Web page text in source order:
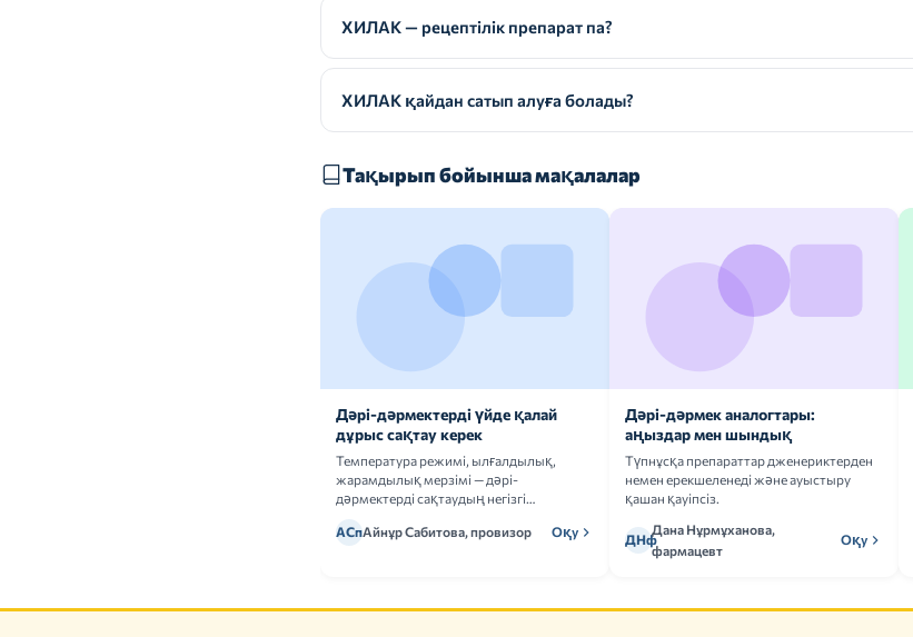
ХИЛАК — рецептілік препарат па?
ХИЛАК қайдан сатып алуға болады?
Тақырып бойынша мақалалар
Дәрі-дәрмектерді үйде қалай
дұрыс сақтау керек
Температура режимі, ылғалдылық,
жарамдылық мерзімі — дәрі-
дәрмектерді сақтаудың негізгі
АСпАйнұр Сабитова, провизор Оқу
Дәрі-дәрмек аналогтары:
аңыздар мен шындық
Түпнұсқа препараттар дженериктерден
немен ерекшеленеді және ауыстыру
қашан қауіпсіз.
ДНф
Дана Нұрмұханова,
фармацевт
Оқу